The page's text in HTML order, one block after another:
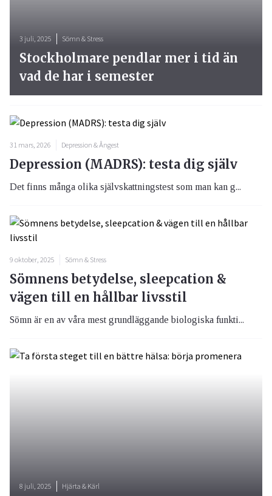
31 mars, 2026 Depression & Ångest
Depression (MADRS): testa dig själv
Det finns många olika självskattningstest som man kan g...
9 oktober, 2025 Sömn & Stress
Sömnens betydelse, sleepcation &
vägen till en hållbar livsstil
Sömn är en av våra mest grundläggande biologiska funkti...
3 juli, 2025 Sömn & Stress
Stockholmare pendlar mer i tid än
vad de har i semester
8 juli, 2025 Hjärta & Kärl